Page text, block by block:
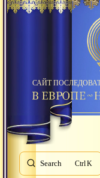
САЙТ
Search K